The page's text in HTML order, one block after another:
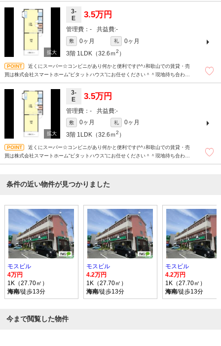
3-
E
3.5万円
- -
敷 0ヶ月 礼
0ヶ月
3階 1LDK（32.6ｍ2 ）
近くにスーパー☆コンビニがあり何かと便利です(^^♪和歌山での賃貸・売
買は株式会社スマートホーム”ピタットハウス”にお任せください＾＾現地待ち合わせ
3-
E
3.5万円
- -
敷 0ヶ月 礼
0ヶ月
3階 1LDK（32.6ｍ2 ）
近くにスーパー☆コンビニがあり何かと便利です(^^♪和歌山での賃貸・売
買は株式会社スマートホーム”ピタットハウス”にお任せください＾＾現地待ち合わせ
もＯＫです！！！まずはどんなことでもお気軽にお問合せください(^^)/☆
条件の近い物件が見つかりました
モスビル
4万円
1K（27.70㎡）
海南/徒歩13分
モスビル
4.2万円
1K（27.70㎡）
海南/徒歩13分
モスビル
4.2万円
1K（27.70㎡）
海南/徒歩13分
今まで閲覧した物件